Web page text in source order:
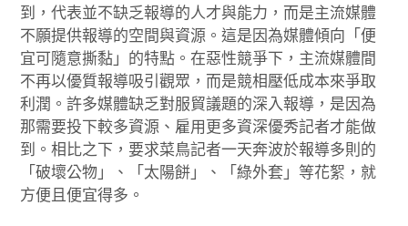
到，代表並不缺乏報導的人才與能力，而是主流媒體
不願提供報導的空間與資源。這是因為媒體傾向「便
宜可隨意撕黏」的特點。在惡性競爭下，主流媒體間
不再以優質報導吸引觀眾，而是競相壓低成本來爭取
利潤。許多媒體缺乏對服貿議題的深入報導，是因為
那需要投下較多資源、雇用更多資深優秀記者才能做
到。相比之下，要求菜鳥記者一天奔波於報導多則的
「破壞公物」、「太陽餅」、「綠外套」等花絮，就
方便且便宜得多。